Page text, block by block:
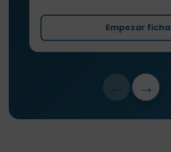
Empezar ficha
→